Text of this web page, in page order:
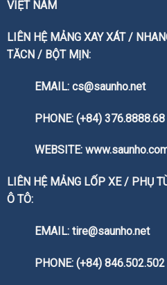
VIỆT NAM
LIÊN HỆ MẢNG XAY XÁT /
TĂCN / BỘT MỊN:
EMAIL: cs@saunho.net
PHONE: (+84) 376.8888.68
WEBSITE:
LIÊN HỆ MẢNG LỐP XE / PHỤ
Ô TÔ:
EMAIL: tire@saunho.net
PHONE: (+84) 846.502.502